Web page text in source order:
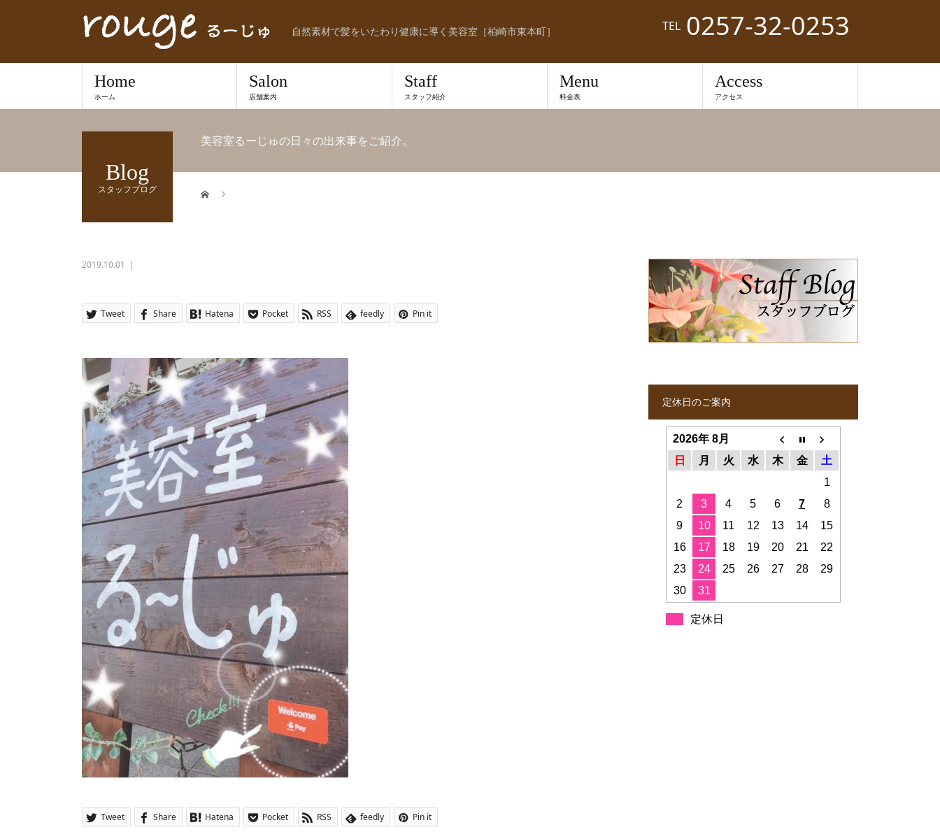
自然素材で髪をいたわり健康に導く美容室［柏崎市東本町］ TEL 0257-32-0253
Home
ホーム
Salon
店舗案内
Staff
スタッフ紹介
Menu
料金表
Access
アクセス
Blog
スタッフブログ
美容室るーじゅの日々の出来事をご紹介。
2019.10.01
Tweet Share Hatena Pocket RSS feedly Pin it
Tweet Share Hatena Pocket RSS feedly Pin it
定休日のご案内
2026年 8月
日
月 火 水 木 金
土
1
2
3 4 5 6 7
8
9
10 11 12 13 14
15
16
17 18 19 20 21
22
23
24 25 26 27 28
29
30
31
定休日